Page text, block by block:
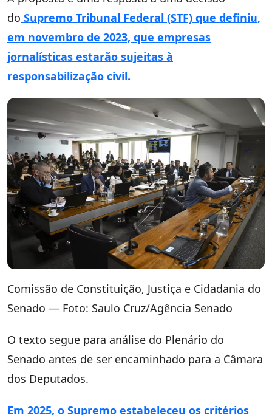
do Supremo Tribunal Federal (STF) que definiu,
em novembro de 2023, que empresas
jornalísticas estarão sujeitas à
responsabilização civil.
Comissão de Constituição, Justiça e Cidadania do
Senado — Foto: Saulo Cruz/Agência Senado
O texto segue para análise do Plenário do
Senado antes de ser encaminhado para a Câmara
dos Deputados.
Em 2025, o Supremo estabeleceu os critérios